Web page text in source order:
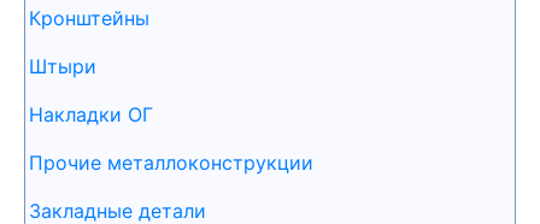
Кронштейны
Штыри
Накладки ОГ
Прочие металлоконструкции
Закладные детали